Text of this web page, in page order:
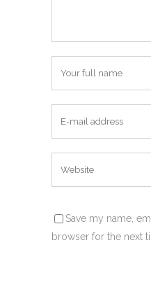
Save my name,
browser for the next